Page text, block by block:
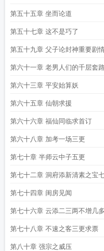
第五十五章 坐而论道
第五十七章 这不是巧了
第五十九章 父子论封神重要剧
第六十一章 老男人们的千层套
第六十三章 平安始算妖
第六十五章 仙朝求援
第六十六章 福仙同临求首订
第六十八章 加考一场三更
第七十章 半师云中子五更
第七十二章 洞府添新清素之宝
第七十四章 闺房见闻
第七十六章 云添二三两不增几
第七十八章 不速之客三更求票
第八十章 强宗之威压